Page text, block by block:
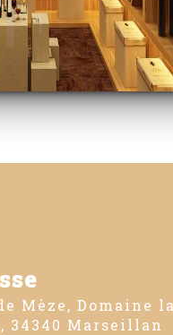
34340 Marseillan